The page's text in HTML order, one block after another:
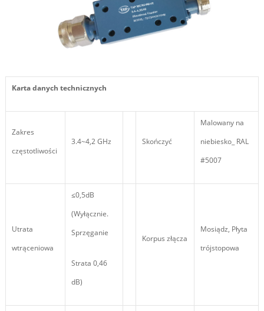
Karta danych technicznych
Zakres
częstotliwości
3.4~4,2 GHz Skończyć
Malowany na
niebiesko_ RAL
#5007
Utrata
wtrąceniowa
≤0,5dB
(Wyłącznie.
Sprzęganie
Strata 0,46
dB)
Korpus złącza
Mosiądz, Płyta
trójstopowa